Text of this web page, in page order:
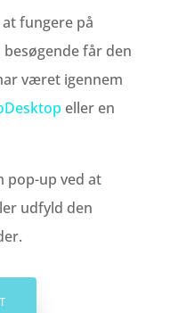
fungere på
får den
været igennem
eller en
pop-up ved at
udfyld den